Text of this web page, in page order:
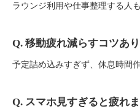
ラウンジ利用や仕事整理する人
Q. 移動疲れ減らすコツあ
予定詰め込みすぎず、休息時間
Q. スマホ見すぎると疲れ